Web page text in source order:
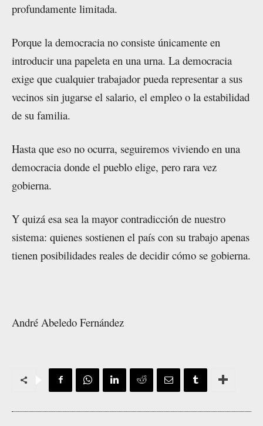
profundamente limitada.
Porque la democracia no consiste únicamente en
introducir una papeleta en una urna. La democracia
exige que cualquier trabajador pueda representar a sus
vecinos sin jugarse el salario, el empleo o la estabilidad
de su familia.
Hasta que eso no ocurra, seguiremos viviendo en una
democracia donde el pueblo elige, pero rara vez
gobierna.
Y quizá esa sea la mayor contradicción de nuestro
sistema: quienes sostienen el país con su trabajo apenas
tienen posibilidades reales de decidir cómo se gobierna.
André Abeledo Fernández